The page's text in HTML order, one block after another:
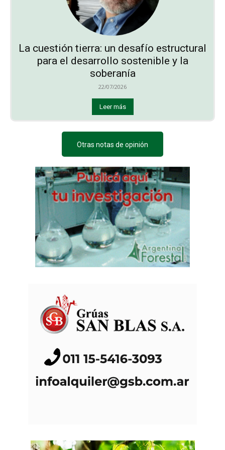
La cuestión tierra: un desafío estructural
para el desarrollo sostenible y la
soberanía
22/07/2026
Leer más
Otras notas de opinión